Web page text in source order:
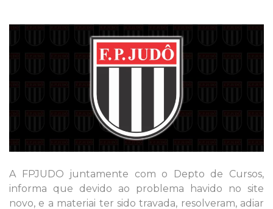
A FPJUDO juntamente com o Depto de Cursos,
informa que devido ao problema havido no site
novo, e a materiai ter sido travada, resolveram, adiar